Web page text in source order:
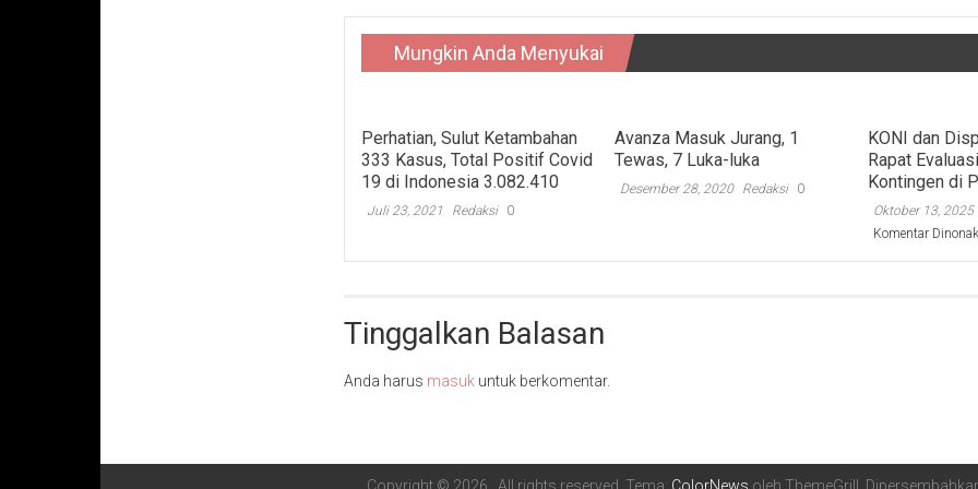
Mungkin Anda Menyukai
Perhatian, Sulut Ketambahan
333 Kasus, Total Positif Covid
19 di Indonesia 3.082.410
Juli 23, 2021 Redaksi 0
Avanza Masuk Jurang, 1
Tewas, 7 Luka-luka
Desember 28, 2020 Redaksi 0
KONI dan
Rapat
Kontingen di
Oktober 13, 2025
Komentar
Tinggalkan Balasan
Anda harus masuk untuk berkomentar.